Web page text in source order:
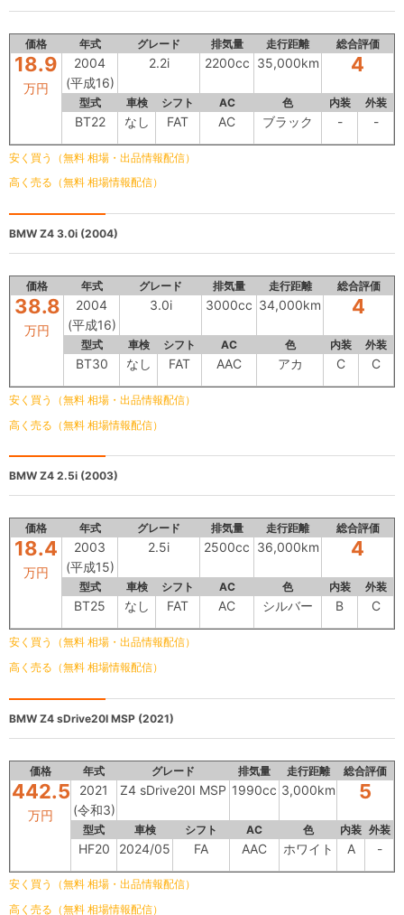
価格 年式 グレード 排気量 走行距離 総合評価
18.9
万円
2004
(平成16)
2.2i 2200cc 35,000km 4
型式 車検 シフト AC 色 内装 外装
BT22 なし FAT AC ブラック - -
安く買う（無料 相場・出品情報配信）
高く売る（無料 相場情報配信）
BMW Z4 3.0i (2004)
価格 年式 グレード 排気量 走行距離 総合評価
38.8
万円
2004
(平成16)
3.0i 3000cc 34,000km 4
型式 車検 シフト AC 色 内装 外装
BT30 なし FAT AAC アカ C C
安く買う（無料 相場・出品情報配信）
高く売る（無料 相場情報配信）
BMW Z4 2.5i (2003)
価格 年式 グレード 排気量 走行距離 総合評価
18.4
万円
2003
(平成15)
2.5i 2500cc 36,000km 4
型式 車検 シフト AC 色 内装 外装
BT25 なし FAT AC シルバー B C
安く買う（無料 相場・出品情報配信）
高く売る（無料 相場情報配信）
BMW Z4 sDrive20I MSP (2021)
価格 年式 グレード 排気量 走行距離 総合評価
442.5
万円
2021
(令和3)
Z4 sDrive20I MSP 1990cc 3,000km 5
型式 車検 シフト AC 色 内装 外装
HF20 2024/05 FA AAC ホワイト A -
安く買う（無料 相場・出品情報配信）
高く売る（無料 相場情報配信）